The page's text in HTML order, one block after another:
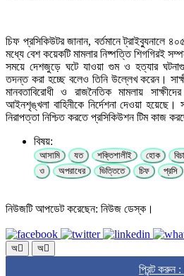
চিফ প্রসিকিউটর জানান, বর্তমানে ট্রাইব্যুনালে
মধ্যে বেশ কয়েকটি মামলার নিষ্পত্তি শিগগিরই
সময়ে দেশজুড়ে ঘটে যাওয়া গুম ও হত্যার
তদন্ত করা হচ্ছে বলেও তিনি উল্লেখ করেন।
মানবতাবিরোধী ও রাজনৈতিক মামলায়
আইনশৃঙ্খলা বাহিনীকে নির্দেশনা দেওয়া
নিরাপত্তা নিশ্চিত করতে প্রসিকিউশন টিম কাজ
বিষয়:
আসামি যত শক্তিশালীই হোক
ও
অপরাধের ভিত্তিতে চিফ প্রসি
নিউজটি আপডেট করেছেন: নিউজ ডেস্ক।
অ অ
প্রিন্ট করুন :